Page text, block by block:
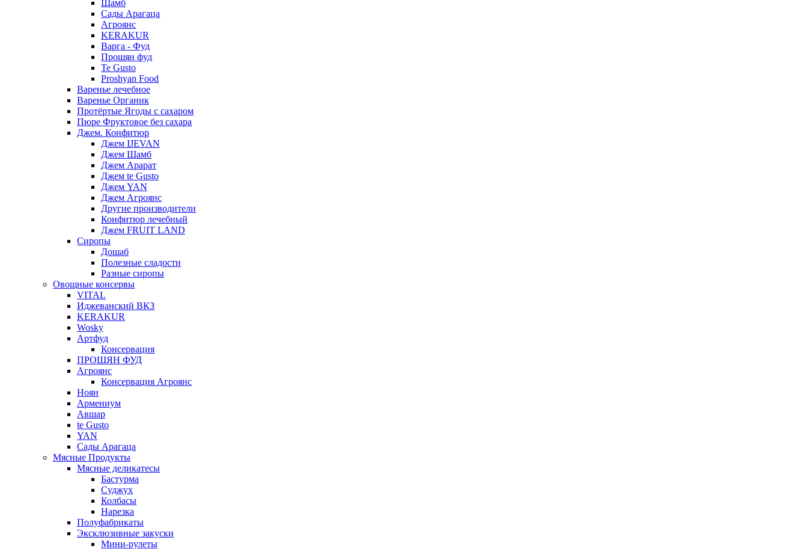
Шамб
Сады Арагаца
Агроянс
KERAKUR
Варга - Фуд
Прошян фуд
Te Gusto
Proshyan Food
Варенье лечебное
Варенье Органик
Протёртые Ягоды с сахаром
Пюре Фруктовое без сахара
Джем. Конфитюр
Джем IJEVAN
Джем Шамб
Джем Арарат
Джем te Gusto
Джем YAN
Джем Агроянс
Другие производители
Конфитюр лечебный
Джем FRUIT LAND
Сиропы
Дошаб
Полезные сладости
Разные сиропы
Овощные консервы
VITAL
Иджеванский ВКЗ
KERAKUR
Wosky
Артфуд
Консервация
ПРОШЯН ФУД
Агроянс
Консервация Агроянс
Ноян
Армениум
Авшар
te Gusto
YAN
Сады Арагаца
Мясные Продукты
Мясные деликатесы
Бастурма
Суджух
Колбасы
Нарезка
Полуфабрикаты
Эксклюзивные закуски
Мини-рулеты